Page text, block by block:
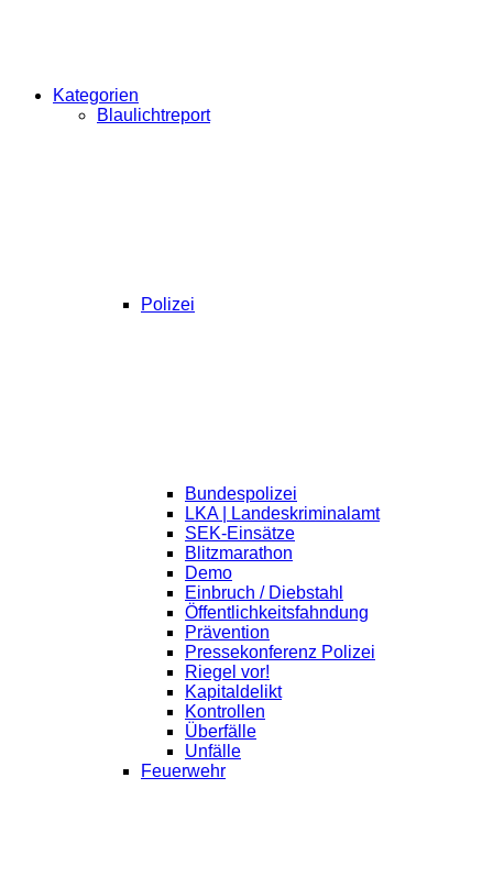
Kategorien
Blaulichtreport
Polizei
Bundespolizei
LKA | Landeskriminalamt
SEK-Einsätze
Blitzmarathon
Demo
Einbruch / Diebstahl
Öffentlichkeitsfahndung
Prävention
Pressekonferenz Polizei
Riegel vor!
Kapitaldelikt
Kontrollen
Überfälle
Unfälle
Feuerwehr